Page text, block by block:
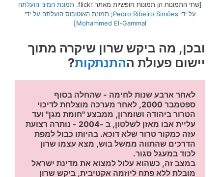
[שתי התמונות הן תמונות חופשיות מאתר flickr.
תמונת המיני הועלתה
על ידי Pedro Ribeiro Simões
; תמונת האוטובוס הועלתה על ידי
Mohammed El-Gammal
]
ובכן, מה ביקש שרון שיקרה מתוך
יישום פעולת ההתנתקות?
לכוד במעגל סגור.